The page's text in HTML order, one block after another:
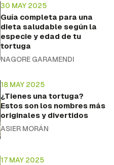
30 MAY 2025
Guía completa para una
dieta saludable según la
especie y edad de tu
tortuga
NAGORE GARAMENDI
18 MAY 2025
¿Tienes una tortuga?
Estos son los nombres más
originales y divertidos
ASIER MORÁN
17 MAY 2025